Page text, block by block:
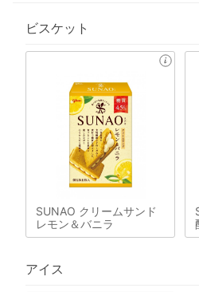
ビスケット
SUNAO クリームサンド
レモン＆バニラ
アイス